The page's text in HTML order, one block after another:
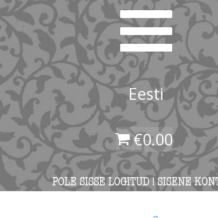
Eesti
€0.00
POLE SISSE LOGITUD ! SISENE